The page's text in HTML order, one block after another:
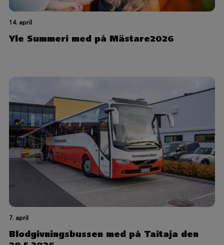
14. april
Yle Summeri med på Mästare2026
7. april
Blodgivningsbussen med på Taitaja den